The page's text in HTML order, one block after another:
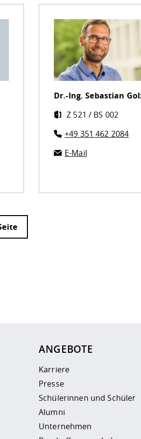
Dr.-Ing.Sebastian
Z 521 / BS 002
+49 351 462 2084
E-Mail
ANGEBOTE
Karriere
Presse
Schülerinnen und Schüler
Alumni
Unternehmen